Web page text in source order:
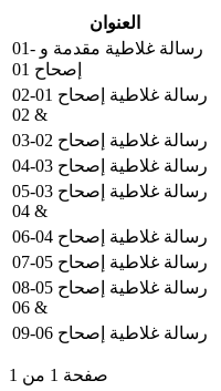
العنوان
01- رسالة غلاطية مقدمة و
إصحاح 01
02-رسالة غلاطية إصحاح 01
& 02
03-رسالة غلاطية إصحاح 02
04-رسالة غلاطية إصحاح 03
05-رسالة غلاطية إصحاح 03
& 04
06-رسالة غلاطية إصحاح 04
07-رسالة غلاطية إصحاح 05
08-رسالة غلاطية إصحاح 05
& 06
09-رسالة غلاطية إصحاح 06
صفحة 1 من 1